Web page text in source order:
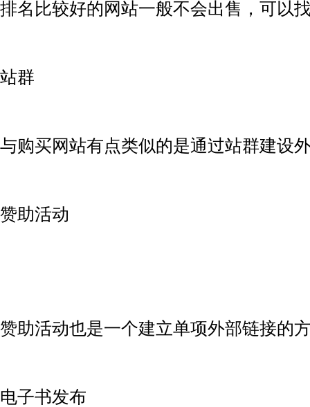
排名比较好的网站一般不会出售，可以
站群
与购买网站有点类似的是通过站群建设
赞助活动
赞助活动也是一个建立单项外部链接的
电子书发布